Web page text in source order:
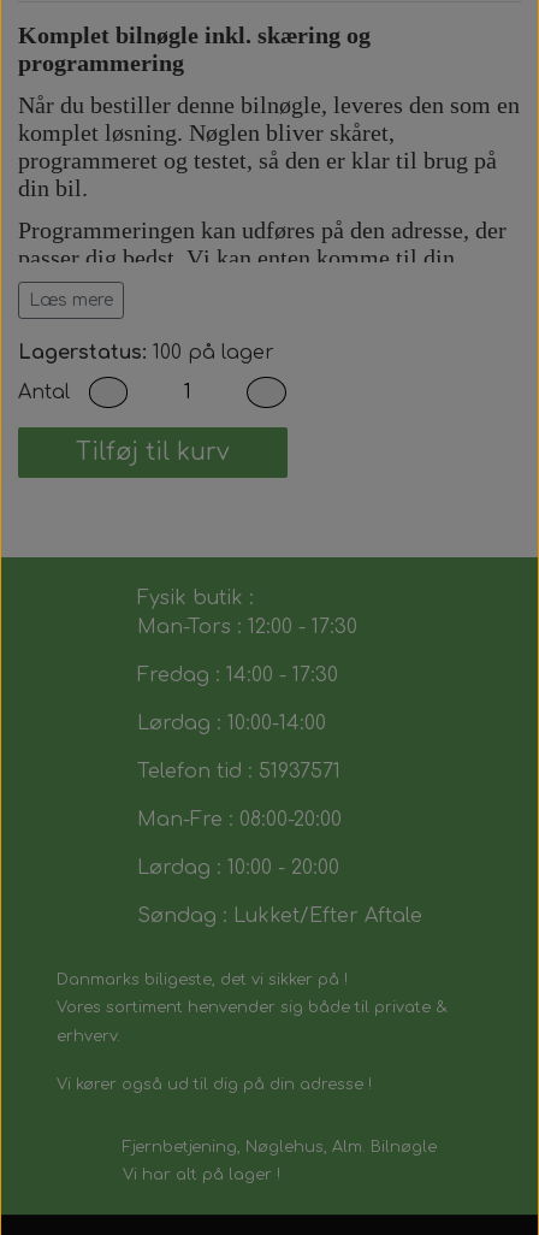
Komplet bilnøgle inkl. skæring og
programmering
Når du bestiller denne bilnøgle, leveres den som en
komplet løsning. Nøglen bliver skåret,
programmeret og testet, så den er klar til brug på
din bil.
Programmeringen kan udføres på den adresse, der
passer dig bedst. Vi kan enten komme til din
adresse eller udføre arbejdet på vores adresse efter
aftale.
Prisen inkluderer:
Komplet bilnøgle med fjernbetjening.
Præcis skæring af nøgleblad.
Programmering af startspærre (immobilizer).
Programmering af fjernbetjening.
Du modtager dermed en fuldt funktionsdygtig
bilnøgle, der fungerer på samme måde som den
Læs mere
Lagerstatus: 100 på lager
Antal
Tilføj til kurv
Fysik butik :
Man-Tors : 12:00 - 17:30
Fredag : 14:00 - 17:30
Lørdag : 10:00-14:00
Telefon tid : 51937571
Man-Fre : 08:00-20:00
Lørdag : 10:00 - 20:00
Søndag : Lukket/Efter Aftale
Danmarks biligeste, det vi sikker på !
Vores sortiment henvender sig både til private &
erhverv.
Vi kører også ud til dig på din adresse !
Fjernbetjening, Nøglehus, Alm. Bilnøgle
Vi har alt på lager !